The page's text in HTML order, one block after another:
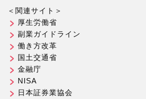
＜関連サイト＞
厚生労働省
副業ガイドライン
働き方改革
国土交通省
金融庁
NISA
日本証券業協会